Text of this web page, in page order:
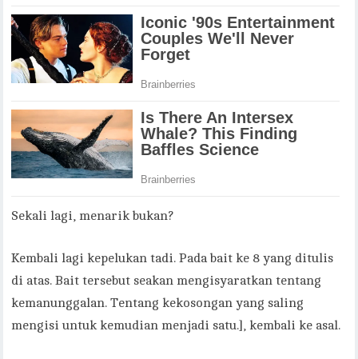
Sekali lagi, menarik bukan?
Kembali lagi kepelukan tadi. Pada bait ke 8 yang ditulis
di atas. Bait tersebut seakan mengisyaratkan tentang
kemanunggalan. Tentang kekosongan yang saling
mengisi untuk kemudian menjadi satu.], kembali ke asal.